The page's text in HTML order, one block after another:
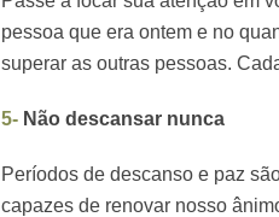
pessoa que era ontem e no
superar as outras pessoas.
5- Não descansar nunca
Períodos de descanso e paz
capazes de renovar nosso